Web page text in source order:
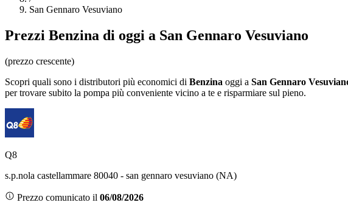
San Gennaro Vesuviano
Prezzi Benzina di oggi a San Gennaro Vesuviano
(prezzo crescente)
Scopri quali sono i distributori più economici di Benzina oggi a San Gennaro
per trovare subito la pompa più conveniente vicino a te e risparmiare sul pieno.
Q8
s.p.nola castellammare 80040 - san gennaro vesuviano (NA)
Prezzo comunicato il 06/08/2026